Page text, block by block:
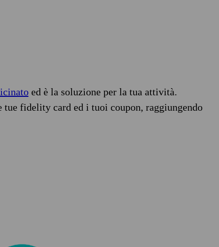
ed è la soluzione per la tua attività.
fidelity card ed i tuoi coupon, raggiungendo